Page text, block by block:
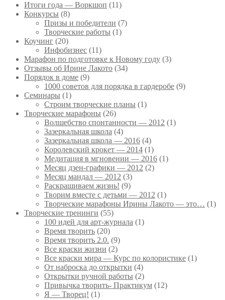
Итоги года — Воркшоп (11)
Конкурсы (8)
Призы и победители (7)
Творческие работы (1)
Коучинг (20)
Инфобизнес (11)
Марафон по подготовке к Новому году (3)
Отзывы об Ирине Лакото (34)
Порядок в доме (9)
1000 советов для порядка в гардеробе (9)
Семинары (1)
Строим творческие планы (1)
Творческие марафоны (26)
Волшебство спонтанности — 2012 (1)
Зазеркальная школа (4)
Зазеркальная школа — 2016 (4)
Королевский крокет — 2014 (1)
Медитация в мгновении — 2016 (1)
Месяц дзен-графики — 2012 (2)
Месяц мандал — 2012 (3)
Раскрашиваем жизнь! (9)
Творим вместе с детьми — 2012 (1)
Творческие марафоны Ирины Лакото — это… (1)
Творческие тренинги (55)
100 идей для арт-журнала (1)
Время творить (20)
Время творить 2.0. (9)
Все краски жизни (2)
Все краски мира — Курс по колористике (1)
От наброска до открытки (4)
Открытки ручной работы (2)
Привычка творить- Практикум (12)
Я — Творец! (1)